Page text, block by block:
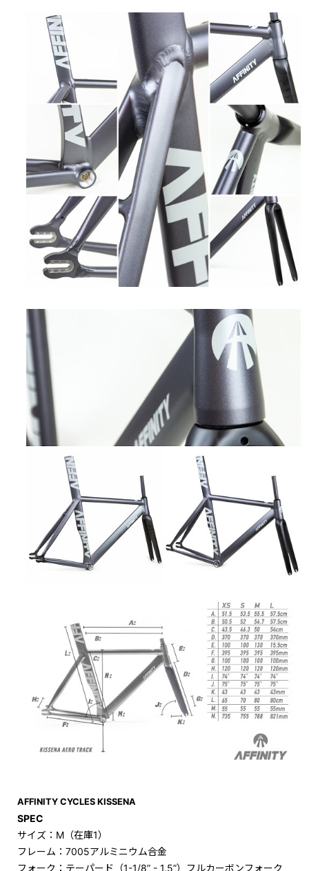
AFFINITY CYCLES KISSENA
SPEC
サイズ：M（在庫1）
フレーム：7005アルミニウム合金
フォーク：テーパード（1-1/8” - 1.5”）フルカーボンフォーク